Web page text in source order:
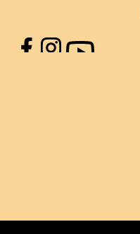
Facebook
Instagram
YouTube